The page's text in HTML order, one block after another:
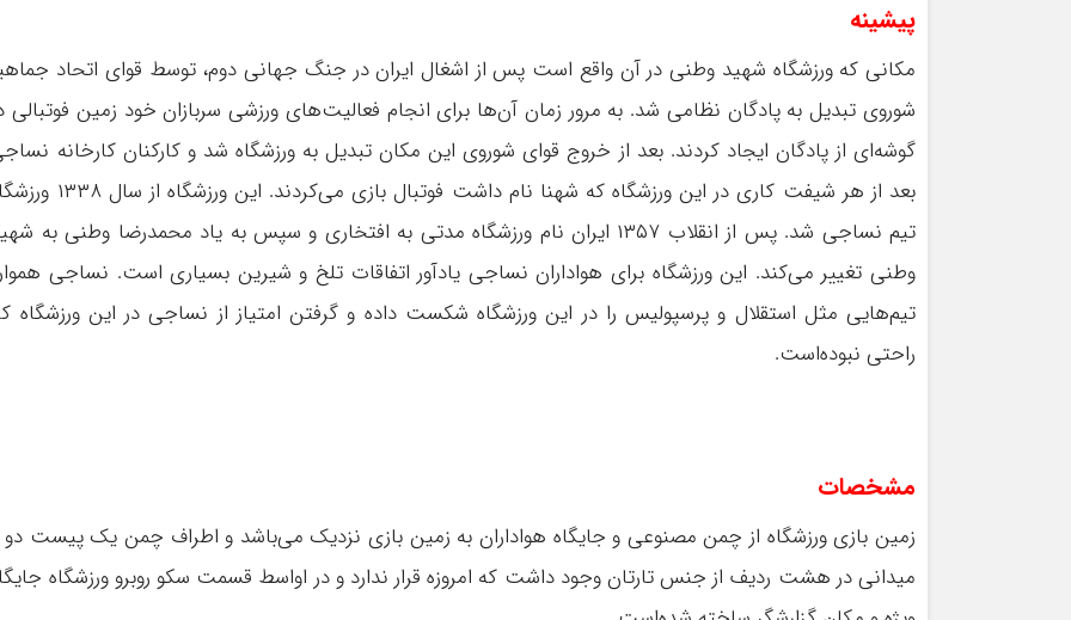
پیشینه
مکانی که ورزشگاه شهید وطنی در آن واقع است پس از اشغال ایران در جنگ جهانی دوم، توسط قوای اتحاد
شوروی تبدیل به پادگان نظامی شد. به مرور زمان آن‌ها برای انجام فعالیت‌های ورزشی سربازان خود زمین فوتبالی
گوشه‌ای از پادگان ایجاد کردند. بعد از خروج قوای شوروی این مکان تبدیل به ورزشگاه شد و کارکنان کارخانه
بعد از هر شیفت کاری در این ورزشگاه که شهنا نام داشت فوتبال بازی می‌کردند. این
تیم نساجی شد. پس از انقلاب ۱۳۵۷ ایران نام ورزشگاه مدتی به افتخاری و سپس به یاد محمدرضا وطنی به
وطنی تغییر می‌کند. این ورزشگاه برای هواداران نساجی یادآور اتفاقات تلخ و شیرین بسیاری است. نساجی
تیم‌هایی مثل استقلال و پرسپولیس را در این ورزشگاه شکست داده و گرفتن امتیاز از نساجی در این ورزشگاه
راحتی نبوده‌است.
مشخصات
زمین بازی ورزشگاه از چمن مصنوعی و جایگاه هواداران به زمین بازی نزدیک می‌باشد و اطراف چمن یک پیست دو
میدانی در هشت ردیف از جنس تارتان وجود داشت که امروزه قرار ندارد و در اواسط قسمت سکو روبرو ورزشگاه